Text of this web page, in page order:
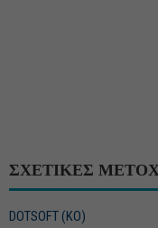
ΣΧΕΤΙΚΕΣ
DOTSOFT (ΚΟ)